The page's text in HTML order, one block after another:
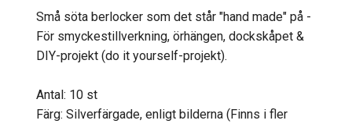
Små söta berlocker som det står "hand made" på -
För smyckestillverkning, örhängen, dockskåpet &
DIY-projekt (do it yourself-projekt).
Antal: 10 st
Färg: Silverfärgade, enligt bilderna (Finns i fler